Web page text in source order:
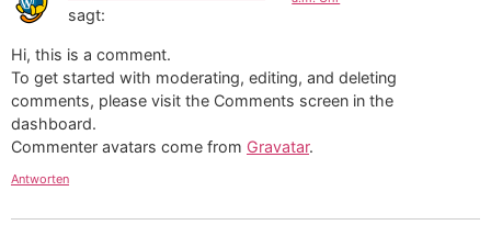
sagt:
Hi, this is a comment.
To get started with moderating, editing, and deleting
comments, please visit the Comments screen in the
dashboard.
Commenter avatars come from Gravatar.
Antworten